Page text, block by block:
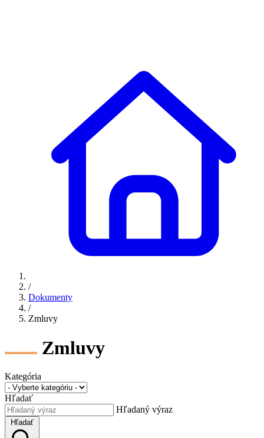
/
Dokumenty
/
Zmluvy
Zmluvy
Kategória
Hľadať
Hľadaný výraz
Hľadať